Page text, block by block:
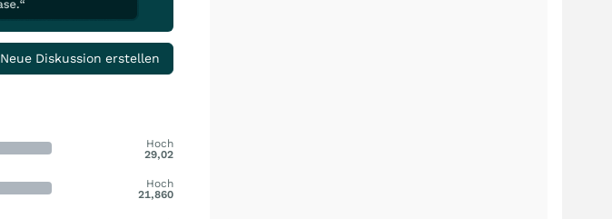
Neue Diskussion erstellen
Hoch
29,02
Hoch
21,860